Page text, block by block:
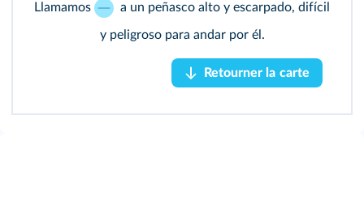
Llamamos a un peñasco alto y escarpado, difícil
y peligroso para andar por él.
Retourner la carte
Llamamos risco a un peñasco alto y escarpado,
difícil y peligroso para andar por él.
Retourner la carte